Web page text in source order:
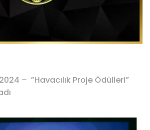
– ”Havacılık Proje Ödülleri”